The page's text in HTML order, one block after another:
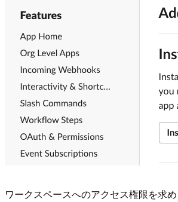
ワークスペースへのアクセス権限を求